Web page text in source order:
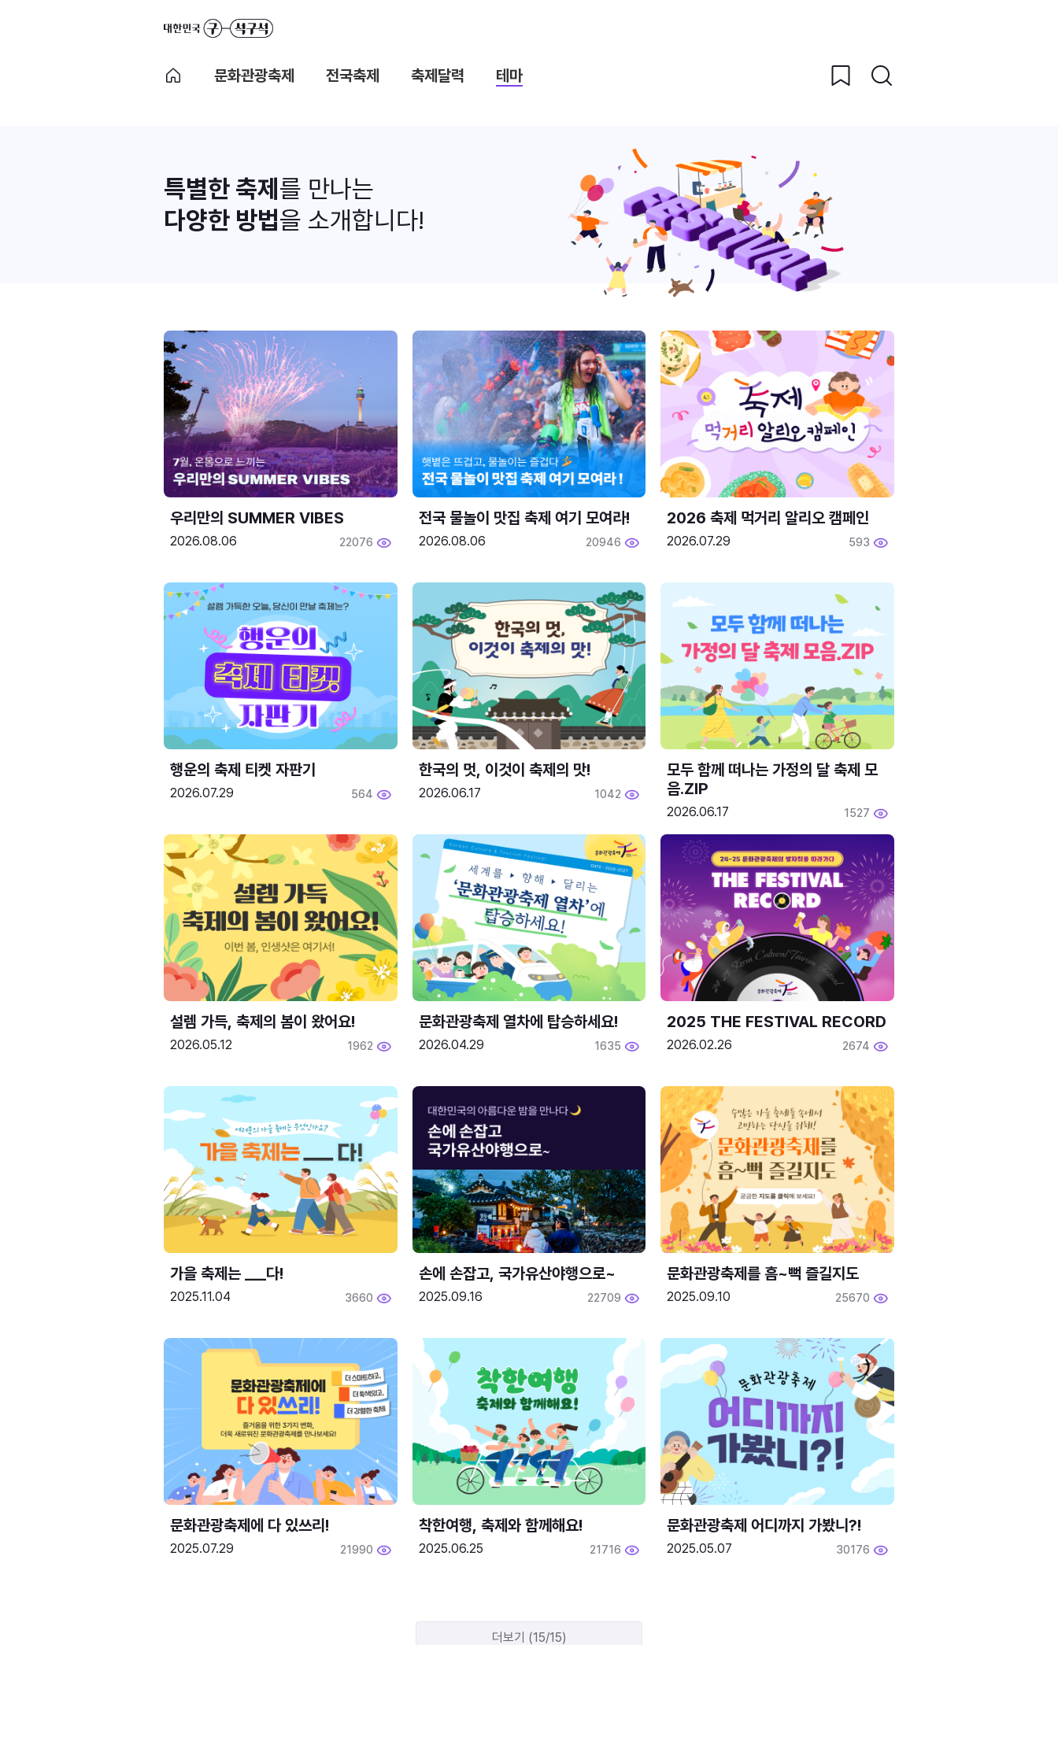
문화관광축제 전국축제 축제달력 테마
특별한 축제 를 만나는
다양한 방법을 소개합니다!
우리만의 SUMMER VIBES
2026.08.06 22076
전국 물놀이 맛집 축제 여기 모여라!
2026.08.06 20946
2026 축제 먹거리 알리오 캠페인
2026.07.29 593
행운의 축제 티켓 자판기
2026.07.29 564
한국의 멋, 이것이 축제의 맛!
2026.06.17 1042
모두 함께 떠나는 가정의 달 축제 모
음.ZIP
2026.06.17 1527
설렘 가득, 축제의 봄이 왔어요!
2026.05.12 1962
문화관광축제 열차에 탑승하세요!
2026.04.29 1635
2025 THE FESTIVAL RECORD
2026.02.26 2674
2025.11.04 3660
손에 손잡고, 국가유산야행으로~
2025.09.16 22709
문화관광축제를 흠~뻑 즐길지도
2025.09.10 25670
문화관광축제에 다 있쓰리!
2025.07.29 21990
착한여행, 축제와 함께해요!
2025.06.25 21716
문화관광축제 어디까지 가봤니?!
2025.05.07 30176
더보기 (15/15)